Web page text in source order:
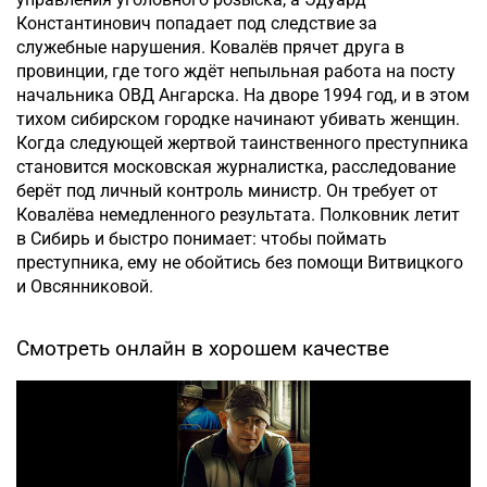
Константинович попадает под следствие за
служебные нарушения. Ковалёв прячет друга в
провинции, где того ждёт непыльная работа на посту
начальника ОВД Ангарска. На дворе 1994 год, и в этом
тихом сибирском городке начинают убивать женщин.
Когда следующей жертвой таинственного преступника
становится московская журналистка, расследование
берёт под личный контроль министр. Он требует от
Ковалёва немедленного результата. Полковник летит
в Сибирь и быстро понимает: чтобы поймать
преступника, ему не обойтись без помощи Витвицкого
и Овсянниковой.
Смотреть онлайн в хорошем качестве